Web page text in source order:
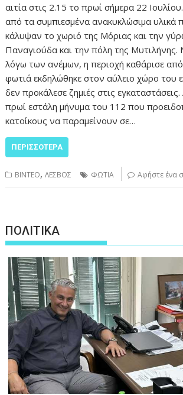
αιτία στις 2.15 το πρωί σήμερα 22
από τα συμπιεσμένα ανακυκλώσιμα υλικά
κάλυψαν το χωριό της Μόριας και την
Παναγιούδα και την πόλη της Μυτιλήνης.
λόγω των ανέμων, η περιοχή καθάρισε
φωτιά εκδηλώθηκε στον αύλειο χώρο του
δεν προκάλεσε ζημιές στις
πρωί εστάλη μήνυμα του 112 που
κατοίκους να παραμείνουν σε…
ΠΕΡΙΣΣΌΤΕΡΑ
ΒΙΝΤΕΟ,ΛΕΣΒΟΣ ΦΩΤΙΑ Αφήστε ένα
ΠΟΛΙΤΙΚΑ